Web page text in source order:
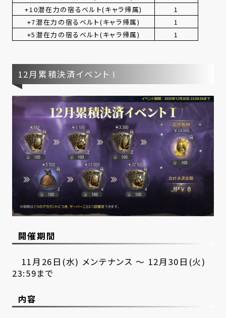
+10潜在力の宿るベルト(キャラ帰属)
1
+7潜在力の宿るベルト(キャラ帰属)
1
+5潜在力の宿るベルト(キャラ帰属)
1
12月累積決済イベントⅠ
開催期間
11月26日(水) メンテナンス ～ 12月30日(火)
23:59まで
内容